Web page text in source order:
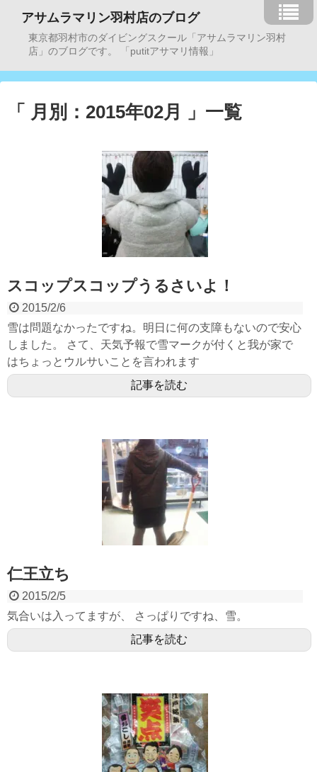
アサムラマリン羽村店のブログ
東京都羽村市のダイビングスクール「アサムラマリン羽村
店」のブログです。 「putitアサマリ情報」
「 月別：2015年02月 」一覧
スコップスコップうるさいよ！
2015/2/6
雪は問題なかったですね。明日に何の支障もないので安心
しました。 さて、天気予報で雪マークが付くと我が家で
はちょっとウルサいことを言われます
記事を読む
仁王立ち
2015/2/5
気合いは入ってますが、 さっぱりですね、雪。
記事を読む